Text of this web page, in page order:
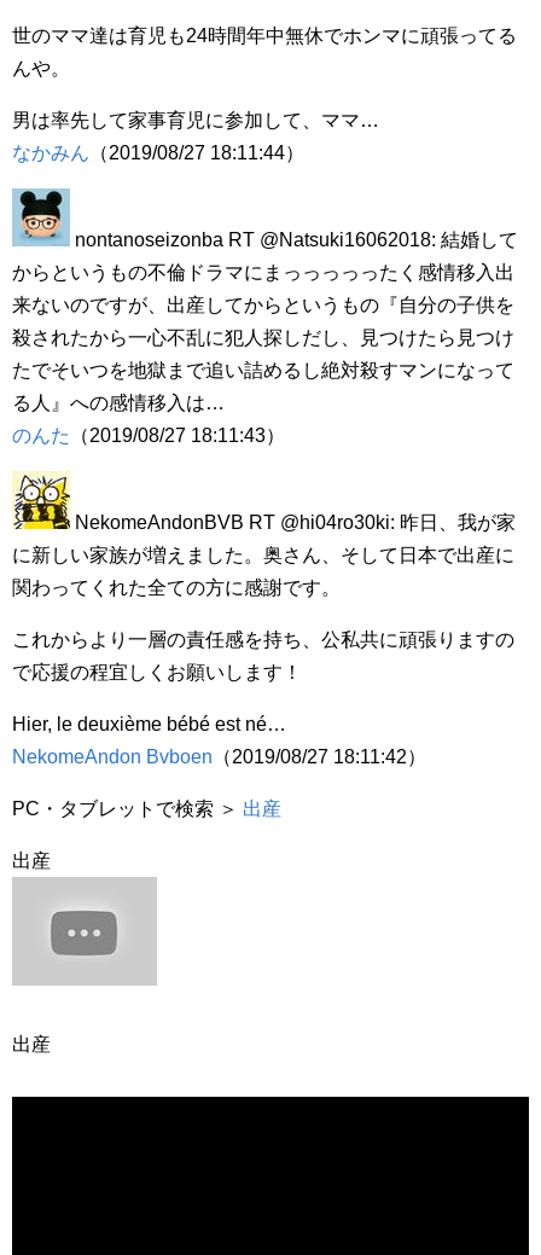
世のママ達は育児も24時間年中無休でホンマに頑張ってる
んや。
男は率先して家事育児に参加して、ママ…
なかみん （2019/08/27 18:11:44）
nontanoseizonba RT @Natsuki16062018: 結婚して
からというもの不倫ドラマにまっっっっったく感情移入出
来ないのですが、出産してからというもの『自分の子供を
殺されたから一心不乱に犯人探しだし、見つけたら見つけ
たでそいつを地獄まで追い詰めるし絶対殺すマンになって
る人』への感情移入は…
のんた
（2019/08/27 18:11:43）
NekomeAndonBVB RT @hi04ro30ki: 昨日、我が家
に新しい家族が増えました。奥さん、そして日本で出産に
関わってくれた全ての方に感謝です。
これからより一層の責任感を持ち、公私共に頑張りますの
で応援の程宜しくお願いします！
Hier, le deuxième bébé est né…
NekomeAndon Bvboen （2019/08/27 18:11:42）
PC・タブレットで検索 ＞ 出産
出産
出産